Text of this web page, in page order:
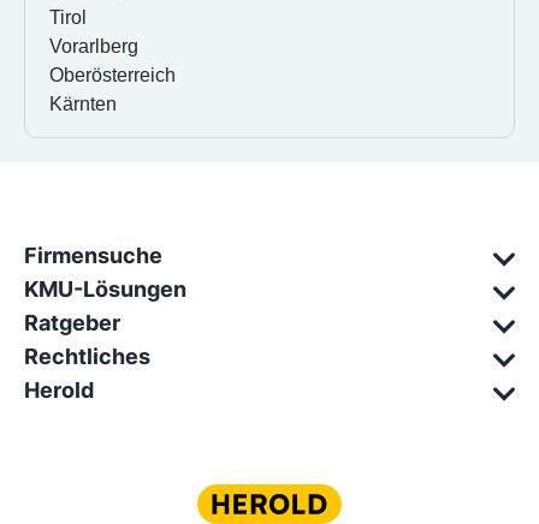
Tirol
Vorarlberg
Oberösterreich
Kärnten
Firmensuche
KMU-Lösungen
Ratgeber
Rechtliches
Herold